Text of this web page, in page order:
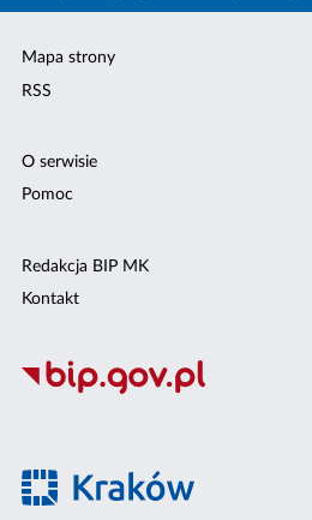
Mapa strony
RSS
O serwisie
Pomoc
Redakcja BIP MK
Kontakt